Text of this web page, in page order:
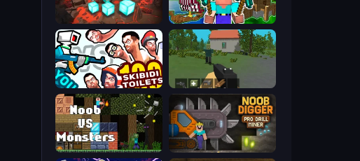
Noob: Island Escape
Noob Parkour 3D
WorldZ
You vs 100 Skibidi Toilets
Noob Digger: Pro Drill Miner
Noob VS Monsters